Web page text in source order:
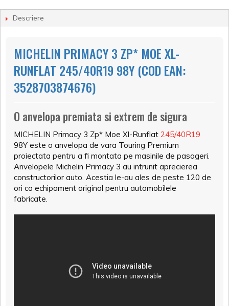
Descriere
MICHELIN PRIMACY 3 ZP* MOE XL-
RUNFLAT 245/40R19 98Y (COD EAN:
3528703874676)
O anvelopa premiata si extrem de sigura
MICHELIN Primacy 3 Zp* Moe Xl-Runflat 245/40R19
98Y este o anvelopa de vara Touring Premium
proiectata pentru a fi montata pe masinile de pasageri.
Anvelopele Michelin Primacy 3 au intrunit aprecierea
constructorilor auto. Acestia le-au ales de peste 120 de
ori ca echipament original pentru automobilele
fabricate.